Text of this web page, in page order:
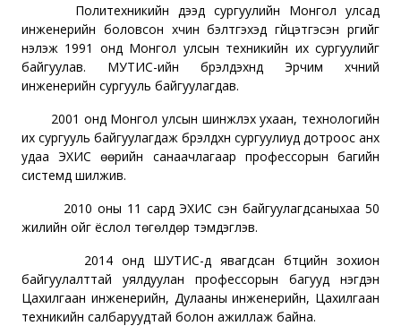
Политехникийн дээд сургуулийн Монгол улсад
инженерийн боловсон хүчин бэлтгэхэд гүйцэтгэсэн үүргийг
үнэлэж 1991 онд Монгол улсын техникийн их сургуулийг
байгуулав. МУТИС-ийн бүрэлдэхүүнд Эрчим хүчний
инженерийн сургууль байгуулагдав.
2001 онд Монгол улсын шинжлэх ухаан, технологийн
их сургууль байгуулагдаж бүрэлдхүүн сургуулиуд дотроос анх
удаа ЭХИС өөрийн санаачлагаар профессорын багийн
системд шилжив.
2010 оны 11 сард ЭХИС үүсэн байгуулагдсаныхаа 50
жилийн ойг ёслол төгөлдөр тэмдэглэв.
2014 онд ШУТИС-д явагдсан бүтцийн зохион
байгуулалттай уялдуулан профессорын багууд нэгдэн
Цахилгаан инженерийн, Дулааны инженерийн, Цахилгаан
техникийн салбаруудтай болон ажиллаж байна.